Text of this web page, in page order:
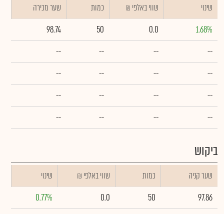
שינוי ₪ שווי באלפי כמות
שער מכירה
1.68%
0.0
50
98.74
--
--
--
--
--
--
--
--
--
--
--
--
--
--
--
--
ביקוש
שער קניה כמות ₪ שווי באלפי
שינוי
97.86
50
0.0
0.77%